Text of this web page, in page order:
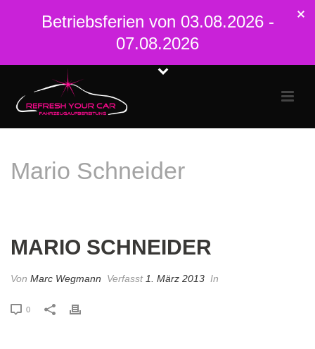
Mario Schneider
MARIO SCHNEIDER
Von Marc Wegmann Verfasst 1. März 2013 In
0
Betriebsferien von 03.08.2026 -
07.08.2026